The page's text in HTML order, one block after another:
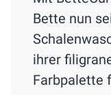
Bette nun
ihrer
Farbpalette